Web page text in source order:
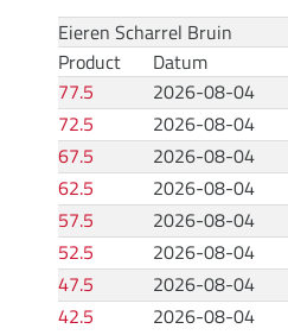
Eieren Scharrel Bruin
Product
Datum
77.5
2026-08-04
72.5 2026-08-04
67.5 2026-08-04
62.5 2026-08-04
57.5 2026-08-04
52.5 2026-08-04
47.5 2026-08-04
42.5 2026-08-04